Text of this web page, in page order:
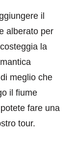
il
alberato per
la
meglio che
il fiume
fare una
tour.